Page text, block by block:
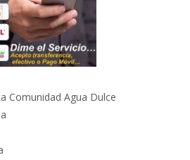
Comunidad Agua Dulce